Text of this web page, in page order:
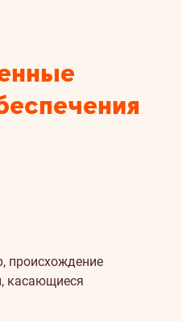
происхождение
касающиеся